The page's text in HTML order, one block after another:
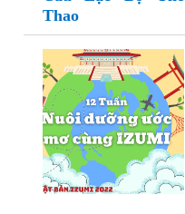
Thao